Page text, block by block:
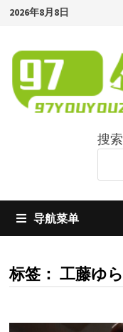
Skip
content
2026年8月8日
搜索
导航菜单
标签： 工藤ゆら